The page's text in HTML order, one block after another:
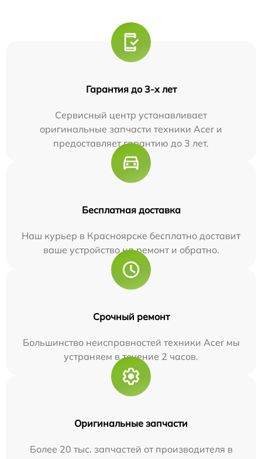
Гарантия до 3-х лет
Сервисный центр устанавливает
оригинальные запчасти техники Acer и
предоставляет гарантию до 3 лет.
Бесплатная доставка
Наш курьер в Красноярске бесплатно доставит
ваше устройство на ремонт и обратно.
Срочный ремонт
Большинство неисправностей техники Acer мы
устраняем в течение 2 часов.
Оригинальные запчасти
Более 20 тыс. запчастей от производителя в